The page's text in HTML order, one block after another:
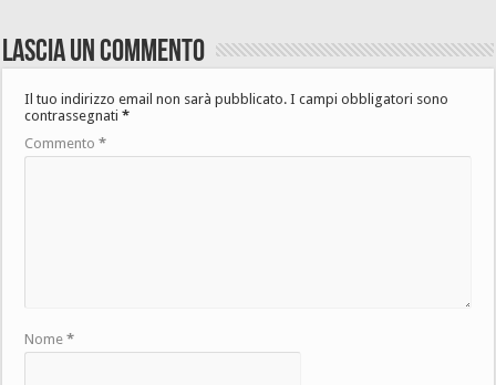
Lascia un commento
Il tuo indirizzo email non sarà pubblicato. I campi obbligatori sono
contrassegnati*
Commento*
Nome*